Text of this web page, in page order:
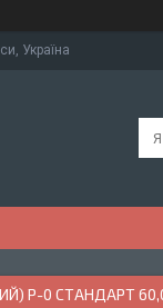
Україна
Р-0 СТАНДАРТ